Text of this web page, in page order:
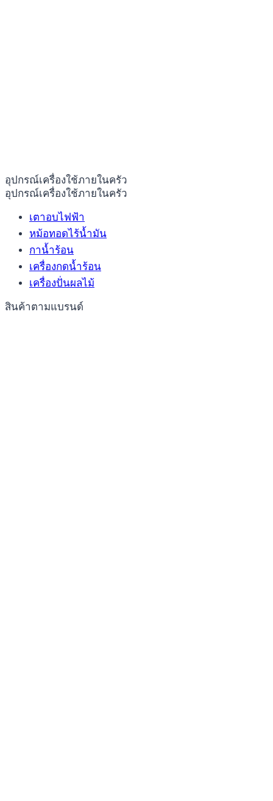
อุปกรณ์เครื่องใช้ภายในครัว
อุปกรณ์เครื่องใช้ภายในครัว
เตาอบไฟฟ้า
หม้อทอดไร้น้ำมัน
กาน้ำร้อน
เครื่องกดน้ำร้อน
เครื่องปั่นผลไม้
สินค้าตามแบรนด์